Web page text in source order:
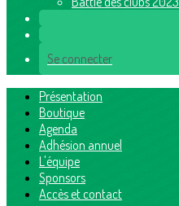
Se connecter
Présentation
Boutique
Agenda
Adhésion annuel
L'équipe
Sponsors
Accès et contact